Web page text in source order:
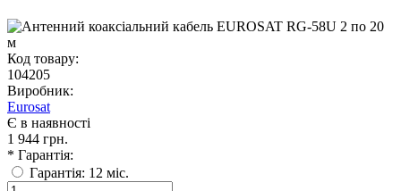
Код товару:
104205
Виробник:
Eurosat
Є в наявності
1 944 грн.
* Гарантія:
Гарантія: 12 міс.